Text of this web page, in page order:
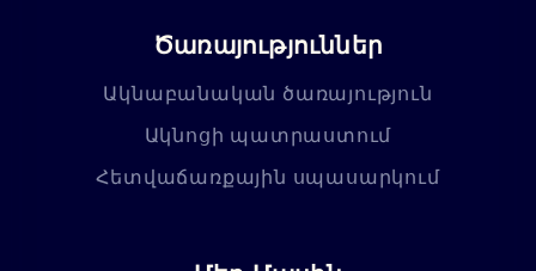
Ծառայություններ
Ակնաբանական ծառայություն
Ակնոցի պատրաստում
Հետվաճառքային սպասարկում